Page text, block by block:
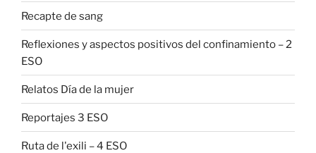
Recapte de sang
Reflexiones y aspectos positivos del confinamiento – 2
ESO
Relatos Día de la mujer
Reportajes 3 ESO
Ruta de l'exili – 4 ESO